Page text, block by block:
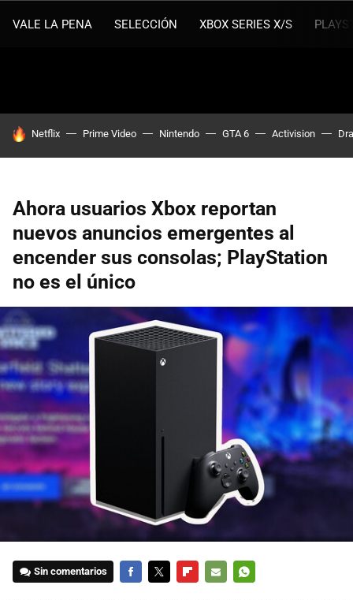
VALE LA PENA SELECCIÓN XBOX SERIES X/S
HOY SE HABLA DE
Netflix Prime Video Nintendo GTA 6 Activision
Ahora usuarios Xbox reportan
nuevos anuncios emergentes al
encender sus consolas; PlayStation
no es el único
Sin comentarios